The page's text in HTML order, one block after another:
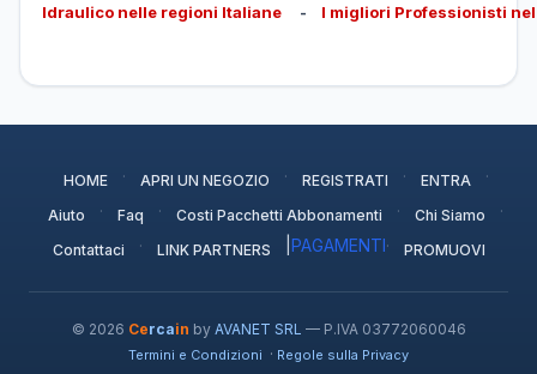
Idraulico nelle regioni Italiane - I migliori Professionisti
HOME · APRI UN NEGOZIO · REGISTRATI · ENTRA ·
Aiuto · Faq · Costi Pacchetti Abbonamenti · Chi Siamo ·
Contattaci · LINK PARTNERS PAGAMENTI· PROMUOVI
© 2026 Cercain by AVANET SRL — P.IVA 03772060046
Termini e Condizioni · Regole sulla Privacy